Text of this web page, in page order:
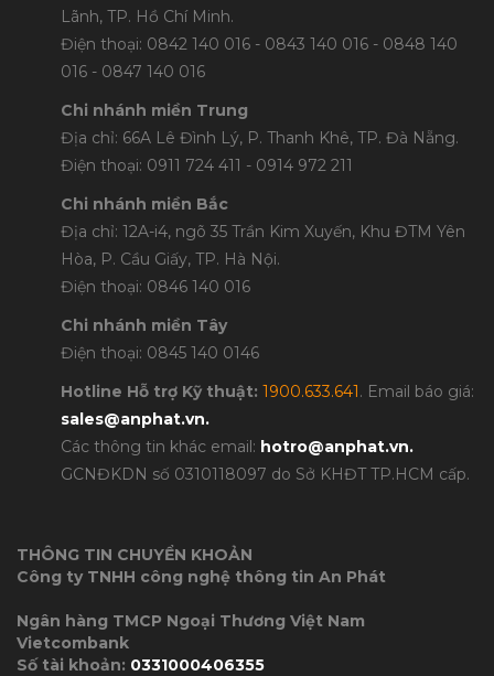
Lãnh, TP. Hồ Chí Minh.
Điện thoại: 0842 140 016 - 0843 140 016 - 0848 140
016 - 0847 140 016
Chi nhánh miền Trung
Địa chỉ: 66A Lê Đình Lý, P. Thanh Khê, TP. Đà Nẵng.
Điện thoại: 0911 724 411 - 0914 972 211
Chi nhánh miền Bắc
Địa chỉ: 12A-i4, ngõ 35 Trần Kim Xuyến, Khu ĐTM Yên
Hòa, P. Cầu Giấy, TP. Hà Nội.
Điện thoại: 0846 140 016
Chi nhánh miền Tây
Điện thoại: 0845 140 0146
Hotline Hỗ trợ Kỹ thuật: 1900.633.641. Email báo giá:
sales@anphat.vn.
Các thông tin khác email: hotro@anphat.vn.
GCNĐKDN số 0310118097 do Sở KHĐT TP.HCM cấp.
THÔNG TIN CHUYỂN KHOẢN
Công ty TNHH công nghệ thông tin An Phát
Ngân hàng TMCP Ngoại Thương Việt Nam
Vietcombank
Số tài khoản: 0331000406355